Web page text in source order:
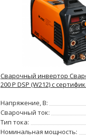
Сварочный инвертор
200 P DSP (W212) с
Напряжение, В:
Сварочный ток:
Тип тока:
Номинальная мощность: